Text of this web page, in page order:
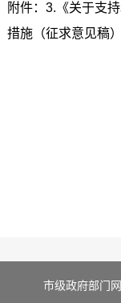
附件：3.《关于支
措施（征求意见稿
市级政府部门